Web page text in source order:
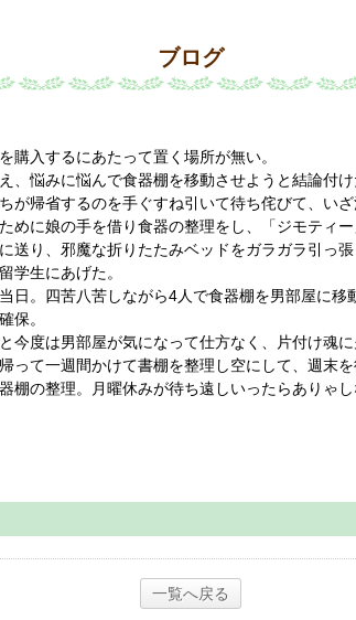
ブログ
購入するにあたって置く場所が無い。
、悩みに悩んで食器棚を移動させようと結論付け
が帰省するのを手ぐすね引いて待ち侘びて、いざ
めに娘の手を借り食器の整理をし、「ジモティ
送り、邪魔な折りたたみベッドをガラガラ引っ
学生にあげた。
日。四苦八苦しながら4人で食器棚を男部屋に移
保。
今度は男部屋が気になって仕方なく、片付け魂に
って一週間かけて書棚を整理し空にして、週末
棚の整理。月曜休みが待ち遠しいったらありゃし
一覧へ戻る